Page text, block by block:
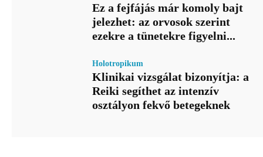
Ez a fejfájás már komoly bajt
jelezhet: az orvosok szerint
ezekre a tünetekre figyelni...
Holotropikum
Klinikai vizsgálat bizonyítja: a
Reiki segíthet az intenzív
osztályon fekvő betegeknek